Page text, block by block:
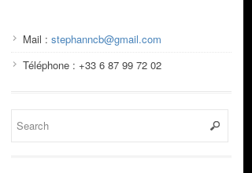
Mail : stephanncb@gmail.com
Téléphone : +33 6 87 99 72 02